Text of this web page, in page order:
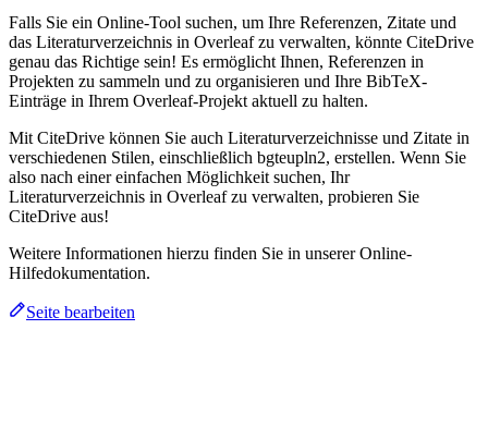
Falls Sie ein Online-Tool suchen, um Ihre Referenzen, Zitate und
das Literaturverzeichnis in Overleaf zu verwalten, könnte CiteDrive
genau das Richtige sein! Es ermöglicht Ihnen, Referenzen in
Projekten zu sammeln und zu organisieren und Ihre BibTeX-
Einträge in Ihrem Overleaf-Projekt aktuell zu halten.
Mit CiteDrive können Sie auch Literaturverzeichnisse und Zitate in
verschiedenen Stilen, einschließlich bgteupln2, erstellen. Wenn Sie
also nach einer einfachen Möglichkeit suchen, Ihr
Literaturverzeichnis in Overleaf zu verwalten, probieren Sie
CiteDrive aus!
Weitere Informationen hierzu finden Sie in unserer Online-
Hilfedokumentation.
Seite bearbeiten